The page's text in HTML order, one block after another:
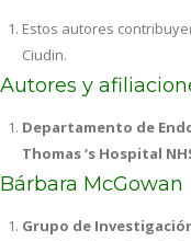
Estos autores
Ciudin.
Autores y
Departamento de
Thomas ‘s Hospital
Bárbara McGowan
Grupo de